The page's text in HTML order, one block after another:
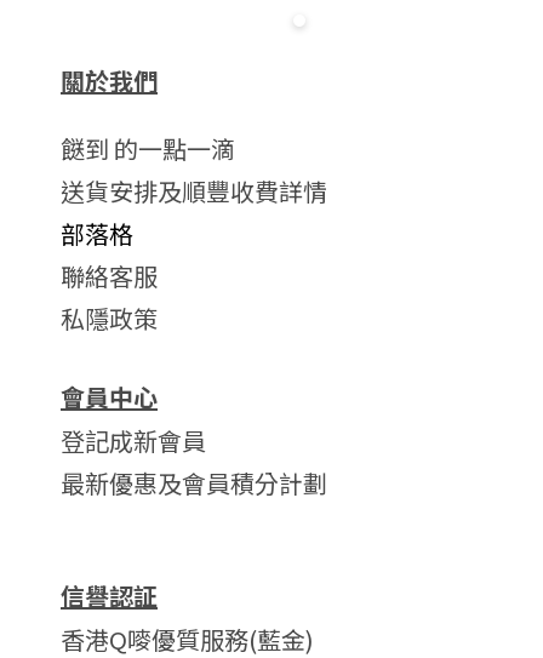
關於我們
餸到 的一點一滴
送貨安排及順豐收費詳情
部落格
聯絡客服
私隱政策
會員中心
登記成新會員
最新優惠及會員積分計劃
信譽認証
香港Q嘜優質服務(藍金)